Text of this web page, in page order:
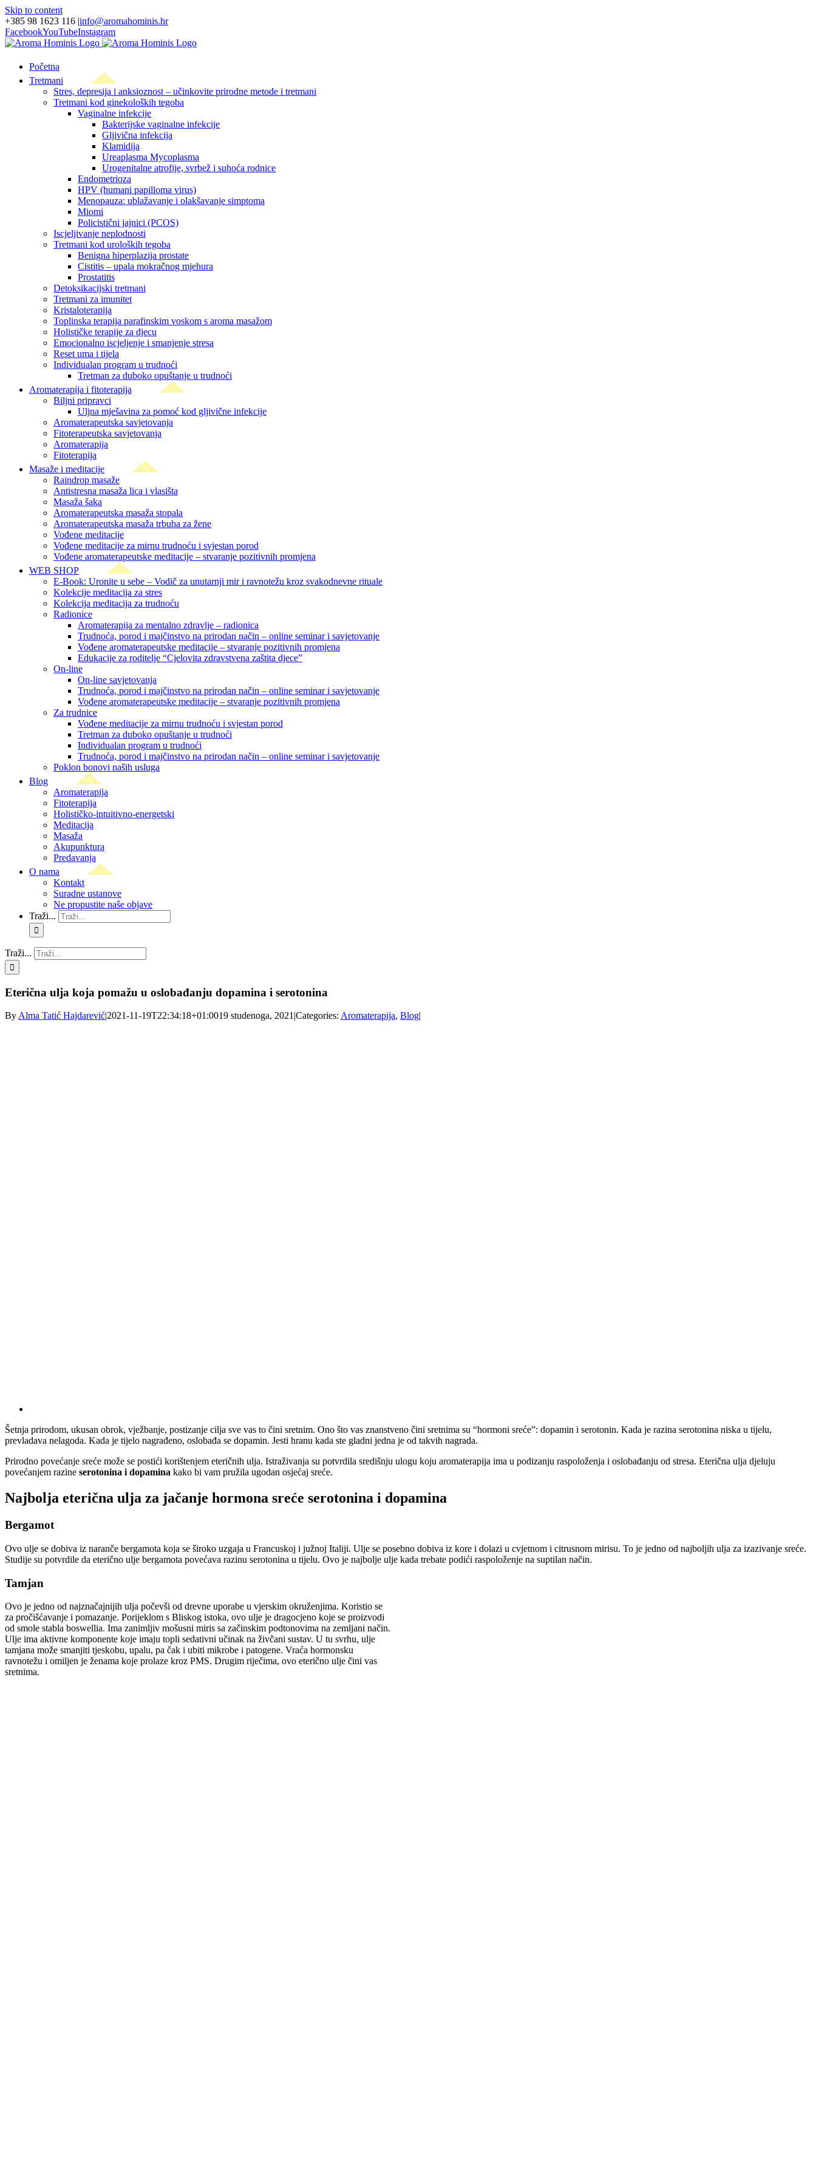
Skip to content
+385 98 1623 116 |info@aromahominis.hr
FacebookYouTubeInstagram
Početna
Tretmani
Stres, depresija i anksioznost – učinkovite prirodne metode i tretmani
Tretmani kod ginekoloških tegoba
Vaginalne infekcije
Bakterijske vaginalne infekcije
Gljivična infekcija
Klamidija
Ureaplasma Mycoplasma
Urogenitalne atrofije, svrbež i suhoća rodnice
Endometrioza
HPV (humani papilloma virus)
Menopauza: ublažavanje i olakšavanje simptoma
Miomi
Policistični jajnici (PCOS)
Iscjeljivanje neplodnosti
Tretmani kod uroloških tegoba
Benigna hiperplazija prostate
Cistitis – upala mokračnog mjehura
Prostatitis
Detoksikacijski tretmani
Tretmani za imunitet
Kristaloterapija
Toplinska terapija parafinskim voskom s aroma masažom
Holističke terapije za djecu
Emocionalno iscjeljenje i smanjenje stresa
Reset uma i tijela
Individualan program u trudnoći
Tretman za duboko opuštanje u trudnoći
Aromaterapija i fitoterapija
Biljni pripravci
Uljna mješavina za pomoć kod gljivične infekcije
Aromaterapeutska savjetovanja
Fitoterapeutska savjetovanja
Aromaterapija
Fitoterapija
Masaže i meditacije
Raindrop masaže
Antistresna masaža lica i vlasišta
Masaža šaka
Aromaterapeutska masaža stopala
Aromaterapeutska masaža trbuha za žene
Vođene meditacije
Vođene meditacije za mirnu trudnoću i svjestan porod
Vođene aromaterapeutske meditacije – stvaranje pozitivnih promjena
WEB SHOP
E-Book: Uronite u sebe – Vodič za unutarnji mir i ravnotežu kroz svakodnevne rituale
Kolekcije meditacija za stres
Kolekcija meditacija za trudnoću
Radionice
Aromaterapija za mentalno zdravlje – radionica
Trudnoća, porod i majčinstvo na prirodan način – online seminar i savjetovanje
Vođene aromaterapeutske meditacije – stvaranje pozitivnih promjena
Edukacije za roditelje “Cjelovita zdravstvena zaštita djece”
On-line
On-line savjetovanja
Trudnoća, porod i majčinstvo na prirodan način – online seminar i savjetovanje
Vođene aromaterapeutske meditacije – stvaranje pozitivnih promjena
Za trudnice
Vođene meditacije za mirnu trudnoću i svjestan porod
Tretman za duboko opuštanje u trudnoći
Individualan program u trudnoći
Trudnoća, porod i majčinstvo na prirodan način – online seminar i savjetovanje
Poklon bonovi naših usluga
Blog
Aromaterapija
Fitoterapija
Holističko-intuitivno-energetski
Meditacija
Masaža
Akupunktura
Predavanja
O nama
Kontakt
Suradne ustanove
Ne propustite naše objave
Traži...
Traži...
Eterična ulja koja pomažu u oslobađanju dopamina i serotonina
ByAlma Tatić Hajdarević|2021-11-19T22:34:18+01:0019 studenoga, 2021|Categories: Aromaterapija, Blog|
Šetnja prirodom, ukusan obrok, vježbanje, postizanje cilja sve vas to čini sretnim. Ono što vas znanstveno čini sretnima su “hormoni sreće”: dopamin i serotonin. Kada je razina serotonina niska u tijelu,
prevladava nelagoda. Kada je tijelo nagrađeno, oslobađa se dopamin. Jesti hranu kada ste gladni jedna je od takvih nagrada.
Prirodno povećanje sreće može se postići korištenjem eteričnih ulja. Istraživanja su potvrdila središnju ulogu koju aromaterapija ima u podizanju raspoloženja i oslobađanju od stresa. Eterična ulja djeluju
povećanjem razine serotonina i dopamina kako bi vam pružila ugodan osjećaj sreće.
Najbolja eterična ulja za jačanje hormona sreće serotonina i dopamina
Bergamot
Ovo ulje se dobiva iz naranče bergamota koja se široko uzgaja u Francuskoj i južnoj Italiji. Ulje se posebno dobiva iz kore i dolazi u cvjetnom i citrusnom mirisu. To je jedno od najboljih ulja za izazivanje sreće.
Studije su potvrdile da eterično ulje bergamota povećava razinu serotonina u tijelu. Ovo je najbolje ulje kada trebate podići raspoloženje na suptilan način.
Tamjan
Ovo je jedno od najznačajnijih ulja počevši od drevne uporabe u vjerskim okruženjima. Koristio se
za pročišćavanje i pomazanje. Porijeklom s Bliskog istoka, ovo ulje je dragocjeno koje se proizvodi
od smole stabla boswellia. Ima zanimljiv mošusni miris sa začinskim podtonovima na zemljani način.
Ulje ima aktivne komponente koje imaju topli sedativni učinak na živčani sustav. U tu svrhu, ulje
tamjana može smanjiti tjeskobu, upalu, pa čak i ubiti mikrobe i patogene. Vraća hormonsku
ravnotežu i omiljen je ženama koje prolaze kroz PMS. Drugim riječima, ovo eterično ulje čini vas
sretnima.